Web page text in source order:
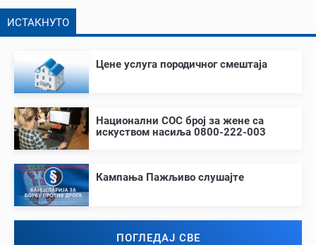
ИСТАКНУТО
Цене услуга породичног смештаја
Национални СОС број за жене са
искуством насиља 0800-222-003
Кампања Пажљиво слушајте
ПОГЛЕДАЈ СВЕ